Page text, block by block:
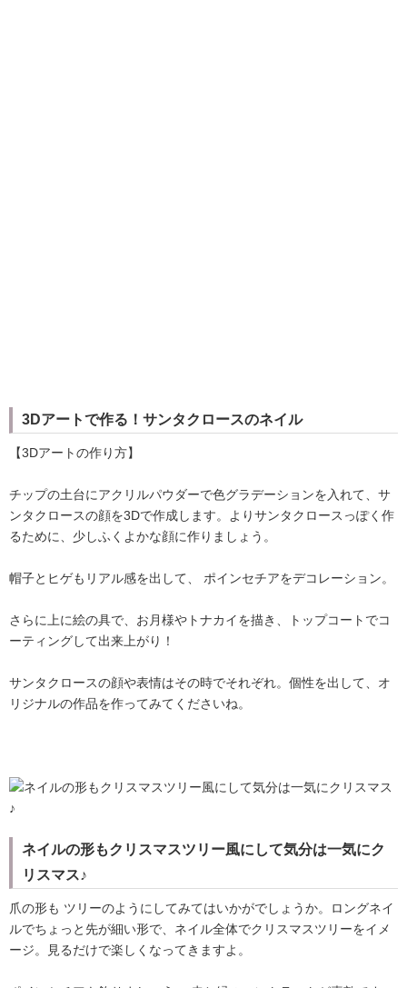
3Dアートで作る！サンタクロースのネイル
【3Dアートの作り方】
チップの土台にアクリルパウダーで色グラデーションを入れて、サ
ンタクロースの顔を3Dで作成します。よりサンタクロースっぽく作
るために、少しふくよかな顔に作りましょう。
帽子とヒゲもリアル感を出して、 ポインセチアをデコレーション。
さらに上に絵の具で、お月様やトナカイを描き、トップコートでコ
ーティングして出来上がり！
サンタクロースの顔や表情はその時でそれぞれ。個性を出して、オ
リジナルの作品を作ってみてくださいね。
ネイルの形もクリスマスツリー風にして気分は一気にク
リスマス♪
爪の形も ツリーのようにしてみてはいかがでしょうか。ロングネイ
ルでちょっと先が細い形で、ネイル全体でクリスマスツリーをイメ
ージ。見るだけで楽しくなってきますよ。